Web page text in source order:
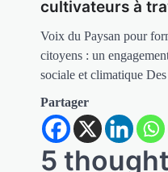
cultivateurs à
Voix du Paysan pour
citoyens : un
sociale et climatique
Partager
5